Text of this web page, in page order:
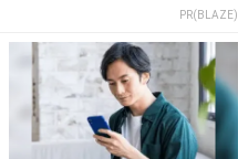
PR(BLAZE)